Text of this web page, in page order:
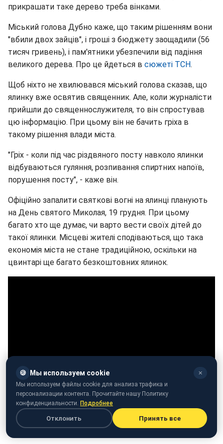
прикрашати таке дерево треба вінками.
Міський голова Дубно каже, що таким рішенням вони
"вбили двох зайців", і гроші з бюджету заощадили (56
тисяч гривень), і пам'ятники убезпечили від падіння
великого дерева. Про це йдеться в сюжеті ТСН.
Щоб ніхто не хвилювався міський голова сказав, що
ялинку вже освятив священник. Але, коли журналісти
прийшли до священнослужителя, то він спростував
цю інформацію. При цьому він не бачить гріха в
такому рішення влади міста.
"Гріх - коли під час різдвяного посту навколо ялинки
відбуваються гуляння, розпивання спиртних напоїв,
порушення посту", - каже він.
Офіційно запалити святкові вогні на ялинці планують
на День святого Миколая, 19 грудня. При цьому
багато хто ще думає, чи варто вести своїх дітей до
такої ялинки. Місцеві жителі сподіваються, що така
економія міста не стане традиційною, оскільки на
цвинтарі ще багато безкоштовних ялинок.
🍪 Мы используем cookie ✕
Мы используем файлы cookie для анализа трафика и
персонализации контента. Прочитайте нашу Политику
конфиденциальности. Подробнее
Отклонить Принять все